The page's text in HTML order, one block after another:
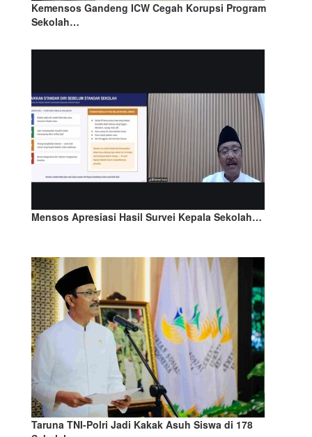
Kemensos Gandeng ICW Cegah Korupsi Program
Sekolah…
Mensos Apresiasi Hasil Survei Kepala Sekolah…
Taruna TNI-Polri Jadi Kakak Asuh Siswa di 178